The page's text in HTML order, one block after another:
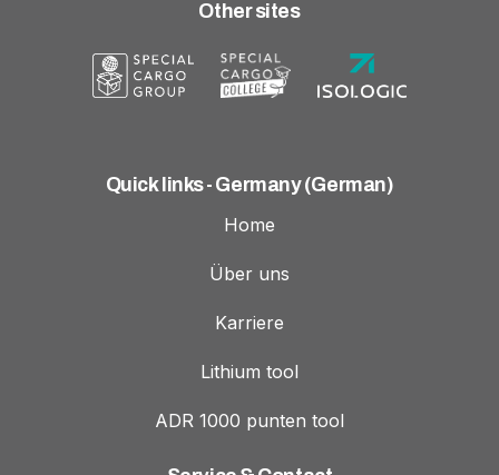
Other sites
Quick links - Germany (German)
Home
Über uns
Karriere
Lithium tool
ADR 1000 punten tool